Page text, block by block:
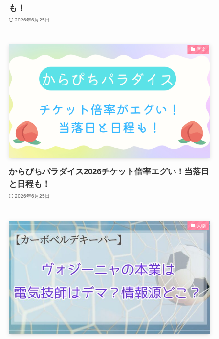
も！
2026年6月25日
音楽
からぴちパラダイス2026チケット倍率エグい！当落日
と日程も！
2026年6月25日
人物